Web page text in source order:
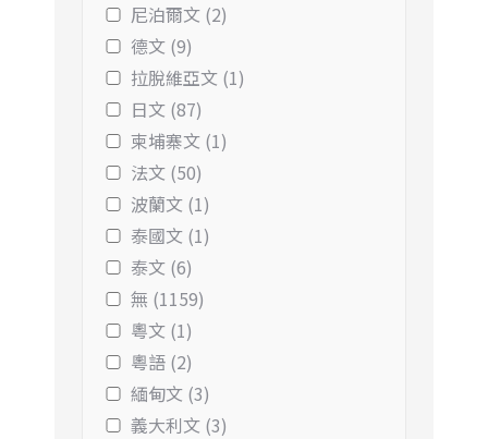
尼泊爾文 (2)
德文 (9)
拉脫維亞文 (1)
日文 (87)
柬埔寨文 (1)
法文 (50)
波蘭文 (1)
泰國文 (1)
泰文 (6)
無 (1159)
粵文 (1)
粵語 (2)
緬甸文 (3)
義大利文 (3)